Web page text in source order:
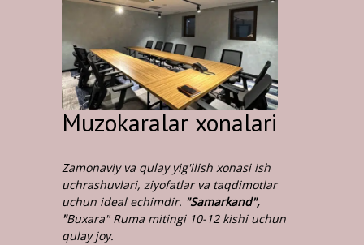
Muzokaralar xonalari
Zamonaviy va qulay yig'ilish xonasi ish
uchrashuvlari, ziyofatlar va taqdimotlar
uchun ideal echimdir. "Samarkand",
"Buxara" Ruma mitingi 10-12kishi uchun
qulay joy.